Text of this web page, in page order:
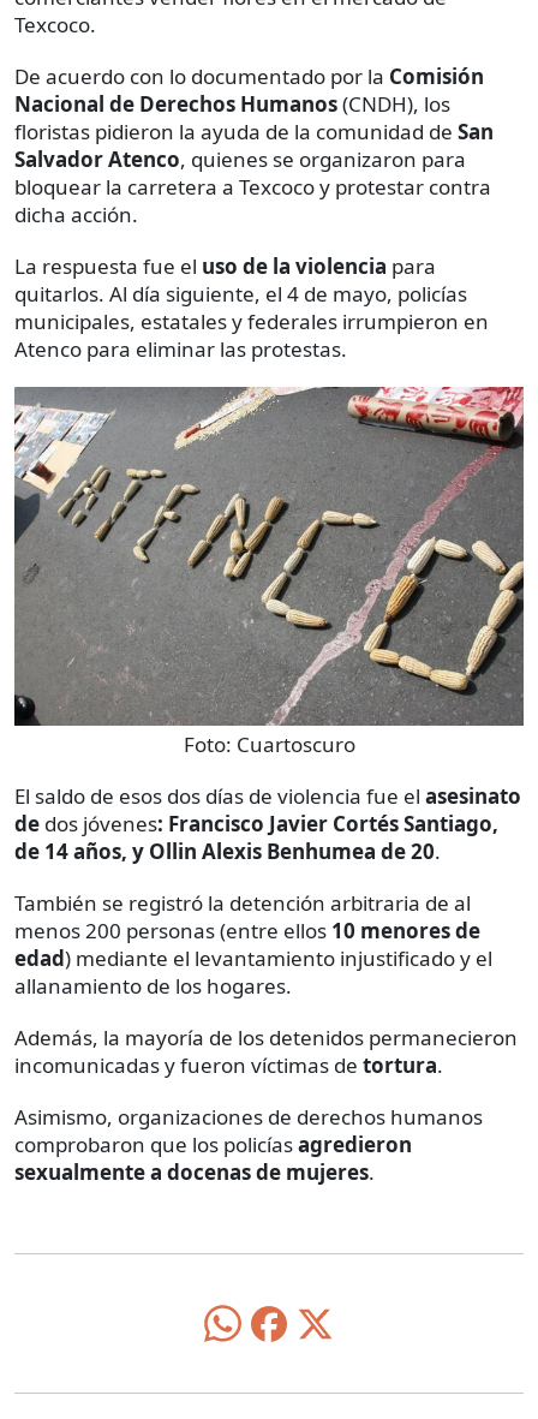
Texcoco.
De acuerdo con lo documentado por la Comisión
Nacional de Derechos Humanos(CNDH), los
floristas pidieron la ayuda de la comunidad de San
Salvador Atenco, quienes se organizaron para
bloquear la carretera a Texcoco y protestar contra
dicha acción.
La respuesta fue el uso de la violencia para
quitarlos. Al día siguiente, el 4 de mayo, policías
municipales, estatales y federales irrumpieron en
Atenco para eliminar las protestas.
Foto: Cuartoscuro
El saldo de esos dos días de violencia fue el asesinato
de dos jóvenes: Francisco Javier Cortés Santiago,
de 14 años, y Ollin Alexis Benhumea de 20.
También se registró la detención arbitraria de al
menos 200 personas (entre ellos 10 menores de
edad) mediante el levantamiento injustificado y el
allanamiento de los hogares.
Además, la mayoría de los detenidos permanecieron
incomunicadas y fueron víctimas de tortura.
Asimismo, organizaciones de derechos humanos
comprobaron que los policíasagredieron
sexualmente a docenas de mujeres.